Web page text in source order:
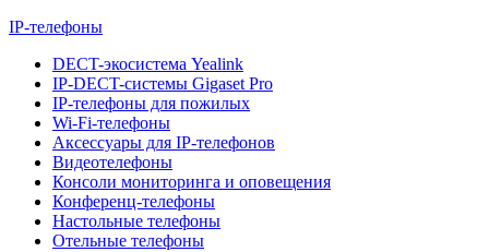
IP-телефоны
DECT-экосистема Yealink
IP-DECT-системы Gigaset Pro
IP-телефоны для пожилых
Wi-Fi-телефоны
Аксессуары для IP-телефонов
Видеотелефоны
Консоли мониторинга и оповещения
Конференц-телефоны
Настольные телефоны
Отельные телефоны